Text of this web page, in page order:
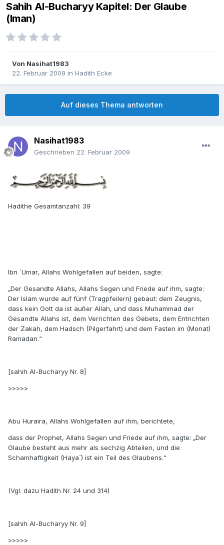
Sahih Al-Bucharyy Kapitel: Der Glaube
(Iman)
Von Nasihat1983
22. Februar 2009 in Hadith Ecke
Auf dieses Thema antworten
Nasihat1983
Geschrieben 22. Februar 2009
Hadithe Gesamtanzahl: 39
Ibn `Umar, Allahs Wohlgefallen auf beiden, sagte:
„Der Gesandte Allahs, Allahs Segen und Friede auf ihm, sagte:
Der Islam wurde auf fünf (Tragpfeilern) gebaut: dem Zeugnis,
dass kein Gott da ist außer Allah, und dass Muhammad der
Gesandte Allahs ist, dem Verrichten des Gebets, dem Entrichten
der Zakah, dem Hadsch (Pilgerfahrt) und dem Fasten im (Monat)
Ramadan.“
[sahih Al-Bucharyy Nr. 8]
>>>>>
Abu Huraira, Allahs Wohlgefallen auf ihm, berichtete,
dass der Prophet, Allahs Segen und Friede auf ihm, sagte: „Der
Glaube besteht aus mehr als sechzig Abteilen, und die
Schamhaftigkeit (Haya´) ist ein Teil des Glaubens.“
(Vgl. dazu Hadith Nr. 24 und 314)
[sahih Al-Bucharyy Nr. 9]
>>>>>